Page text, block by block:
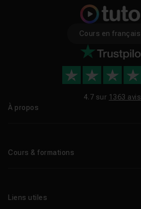
Cours en français
4.7 sur 1363 avis
À propos
Cours & formations
Formations certifiantes
Liens utiles